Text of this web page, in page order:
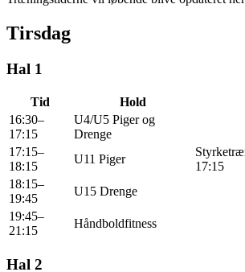
Tirsdag
Hal 1
Tid Hold
16:30–
17:15
U4/U5 Piger og
Drenge
17:15–
18:15
U11 Piger
17:15
18:15–
19:45
U15 Drenge
19:45–
21:15
Håndboldfitness
Hal 2